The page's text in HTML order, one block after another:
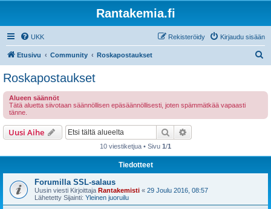
Rantakemia.fi
UKK Kirjaudu sisään
Rekisteröidy
Etusivu Community Roskapostaukset
Roskapostaukset
Alueen säännöt
Tätä aluetta siivotaan säännöllisen epäsäännöllisesti, joten spämmätkää vapaasti
tänne.
Uusi Aihe Etsi
10 viestiketjua • Sivu 1/1
Tiedotteet
Forumilla SSL-salaus
Uusin viesti Kirjoittaja Rantakemisti « 29 Joulu 2016, 08:57
Lähetetty Sijainti: Yleinen juoruilu